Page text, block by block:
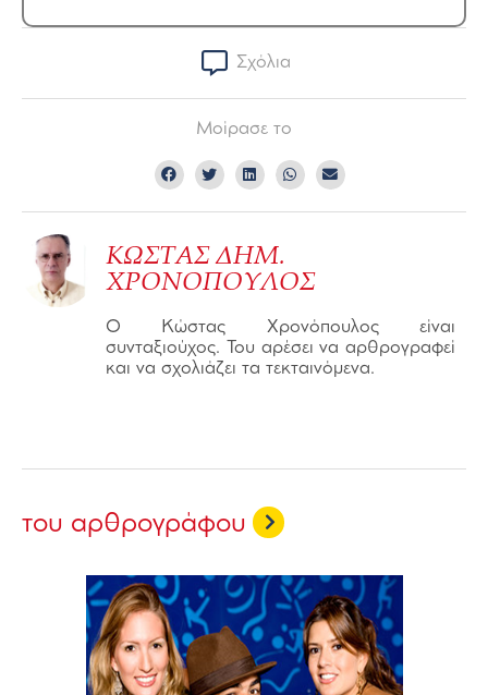
Σχόλια
Μοίρασε το
ΚΩΣΤΑΣ ΔΗΜ.
ΧΡΟΝΟΠΟΥΛΟΣ
Ο Κώστας Χρονόπουλος είναι
συνταξιούχος. Του αρέσει να αρθρογραφεί
και να σχολιάζει τα τεκταινόμενα.
του αρθρογράφου